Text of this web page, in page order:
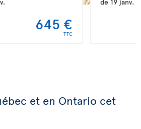
645 €
TTC
et en Ontario cet